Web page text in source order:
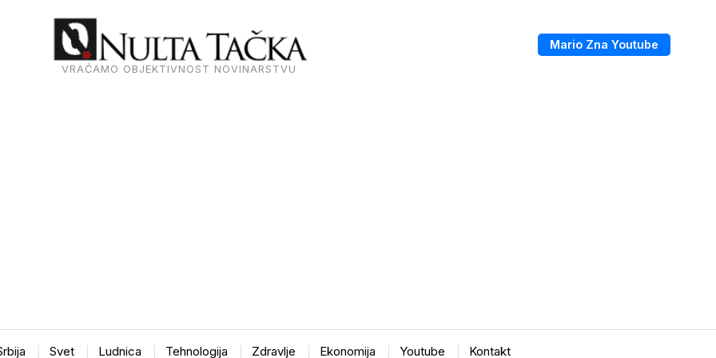
VRAĆAMO OBJEKTIVNOST NOVINARSTVU
Mario Zna Youtube
Svet Ludnica Tehnologija Zdravlje Ekonomija Youtube Kontakt